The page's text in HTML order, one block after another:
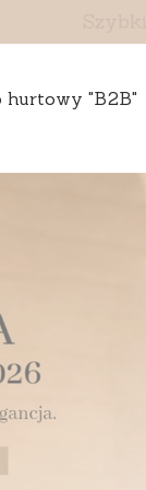
hurtowy "B2B"